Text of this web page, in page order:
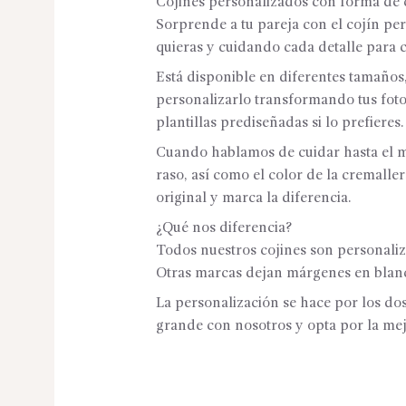
Sorprende a tu pareja con el cojín
quieras y cuidando cada detalle para
Está disponible en diferentes
personalizarlo transformando tus
plantillas prediseñadas si lo prefieres.
Cuando hablamos de cuidar hasta el
raso, así como el color de la
original y marca la diferencia.
¿Qué nos diferencia?
Todos nuestros cojines son
Otras marcas dejan márgenes en
La personalización se hace por los
grande con nosotros y opta por la